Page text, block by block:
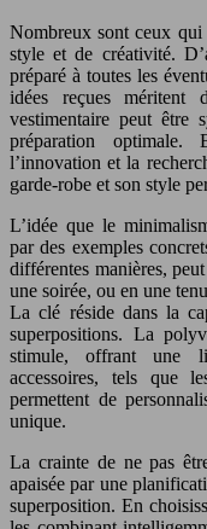
Nombreux sont ceux qui
style et de créativité.
préparé à toutes les
idées reçues méritent
vestimentaire peut être
préparation optimale.
l’innovation et la
garde-robe et son style
L’idée que le
par des exemples
différentes manières,
une soirée, ou en une
La clé réside dans la
superpositions. La
stimule, offrant une
accessoires, tels que
permettent de
unique.
La crainte de ne pas
apaisée par une
superposition. En